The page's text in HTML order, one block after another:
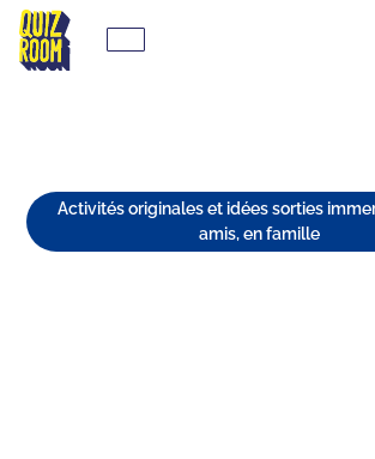
Activités originales et idées sorties
amis, en famille